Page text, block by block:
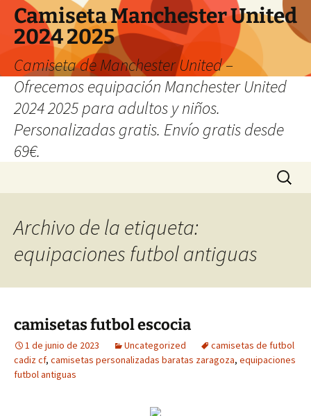
Camiseta Manchester United
2024 2025
Camiseta de Manchester United –
Ofrecemos equipación Manchester United
2024 2025 para adultos y niños.
Personalizadas gratis. Envío gratis desde
69€.
Buscar:
Archivo de la etiqueta:
equipaciones futbol antiguas
camisetas futbol escocia
1 de junio de 2023 Uncategorized
camisetas de futbol
cadiz cf, camisetas personalizadas baratas zaragoza, equipaciones
futbol antiguas